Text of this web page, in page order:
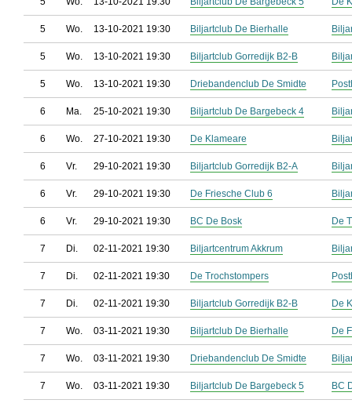
5 Wo. 13-10-2021 19:30 Biljartclub De Bierhalle
5 Wo. 13-10-2021 19:30 Biljartclub Gorredijk B2-B
5 Wo. 13-10-2021 19:30 Driebandenclub De Smidte
6 Ma. 25-10-2021 19:30 Biljartclub De Bargebeck 4
6 Wo. 27-10-2021 19:30 De Klameare
6 Vr. 29-10-2021 19:30 Biljartclub Gorredijk B2-A
6 Vr. 29-10-2021 19:30 De Friesche Club 6
6 Vr. 29-10-2021 19:30 BC De Bosk De
7 Di. 02-11-2021 19:30 Biljartcentrum Akkrum
7 Di. 02-11-2021 19:30 De Trochstompers
7 Di. 02-11-2021 19:30 Biljartclub Gorredijk B2-B De
7 Wo. 03-11-2021 19:30 Biljartclub De Bierhalle De
7 Wo. 03-11-2021 19:30 Driebandenclub De Smidte
7 Wo. 03-11-2021 19:30 Biljartclub De Bargebeck 5 BC